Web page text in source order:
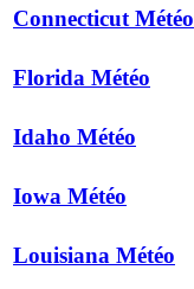
Connecticut Météo
Florida Météo
Idaho Météo
Iowa Météo
Louisiana Météo